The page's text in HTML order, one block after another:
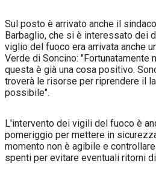
Sul posto è arrivato anche il
Barbaglio, che si è interessato dei
viglio del fuoco era arrivata anche
Verde di Soncino:
questa è già una cosa positivo.
troverà le risorse per riprendere il
possibile".
L'intervento dei vigili del fuoco è
pomeriggio per mettere in
momento non è agibile e
spenti per evitare eventuali ritorni